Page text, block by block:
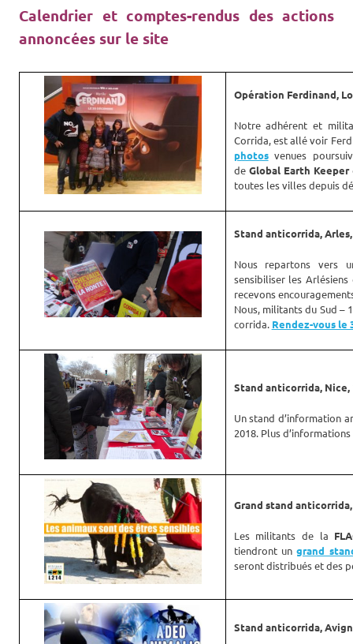
Calendrier et comptes-rendus des actions
annoncées sur le site
Opération Ferdinand,
Notre adhérent et
Corrida, est allé voir
photosvenues
de Global Earth Keeper
toutes les villes depuis
Stand anticorrida,
Nous repartons vers
sensibiliser les
recevons
Nous, militants du Sud –
corrida. Rendez-vous le
Stand anticorrida, Nice,
Un stand d’information
2018. Plus
Grand stand
Les militants de la
tiendront ungrand
seront distribués et des
Stand anticorrida,